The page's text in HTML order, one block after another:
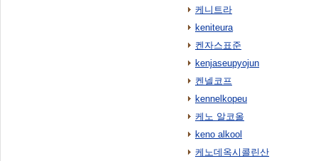
케니트라
keniteura
켄자스표준
kenjaseupyojun
켄넬코프
kennelkopeu
케노 알코올
keno alkool
케노데옥시콜린산